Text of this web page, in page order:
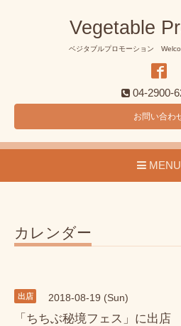
Vegetable
ベジタブルプロモーション
04-2900-
お問い合わ
MENU
カレンダー
出店 2018-08-19 (Sun)
「ちちぶ秘境フェス」に出店